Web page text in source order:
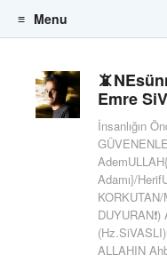
Emre
İnsanlığın
Adamı}/
ALLAHIN
Menu